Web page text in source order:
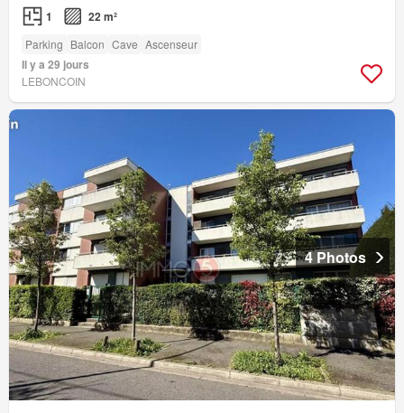
1 22 m²
Parking Balcon Cave Ascenseur
Il y a 29 jours
LEBONCOIN
4 Photos